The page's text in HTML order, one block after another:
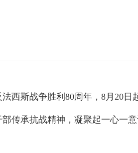
斯战争胜利80周年，8月20日
传承抗战精神，凝聚起一心一